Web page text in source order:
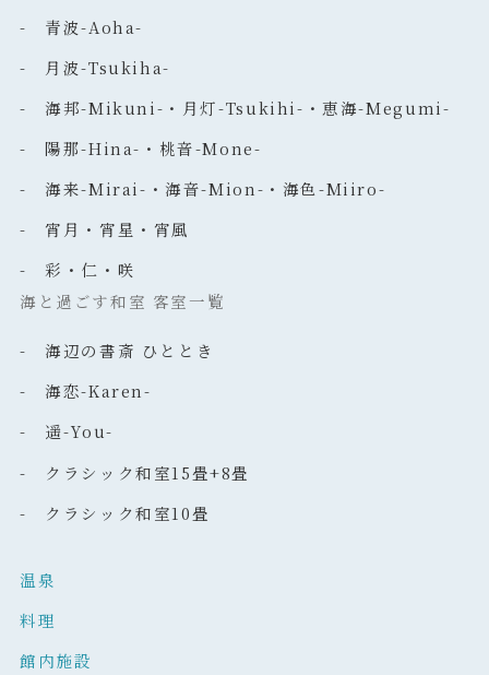
- 青波-Aoha-
- 月波-Tsukiha-
- 海邦-Mikuni-・月灯-Tsukihi-・恵海-Megumi-
- 陽那-Hina-・桃音-Mone-
- 海来-Mirai-・海音-Mion-・海色-Miiro-
- 宵月・宵星・宵風
- 彩・仁・咲
海と過ごす和室 客室一覧
- 海辺の書斎 ひととき
- 海恋-Karen-
- 遥-You-
- クラシック和室15畳+8畳
- クラシック和室10畳
温泉
料理
館内施設